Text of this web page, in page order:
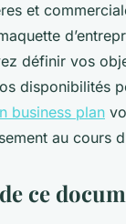
et
définir vos
disponibilités
business plan
au cours
ce